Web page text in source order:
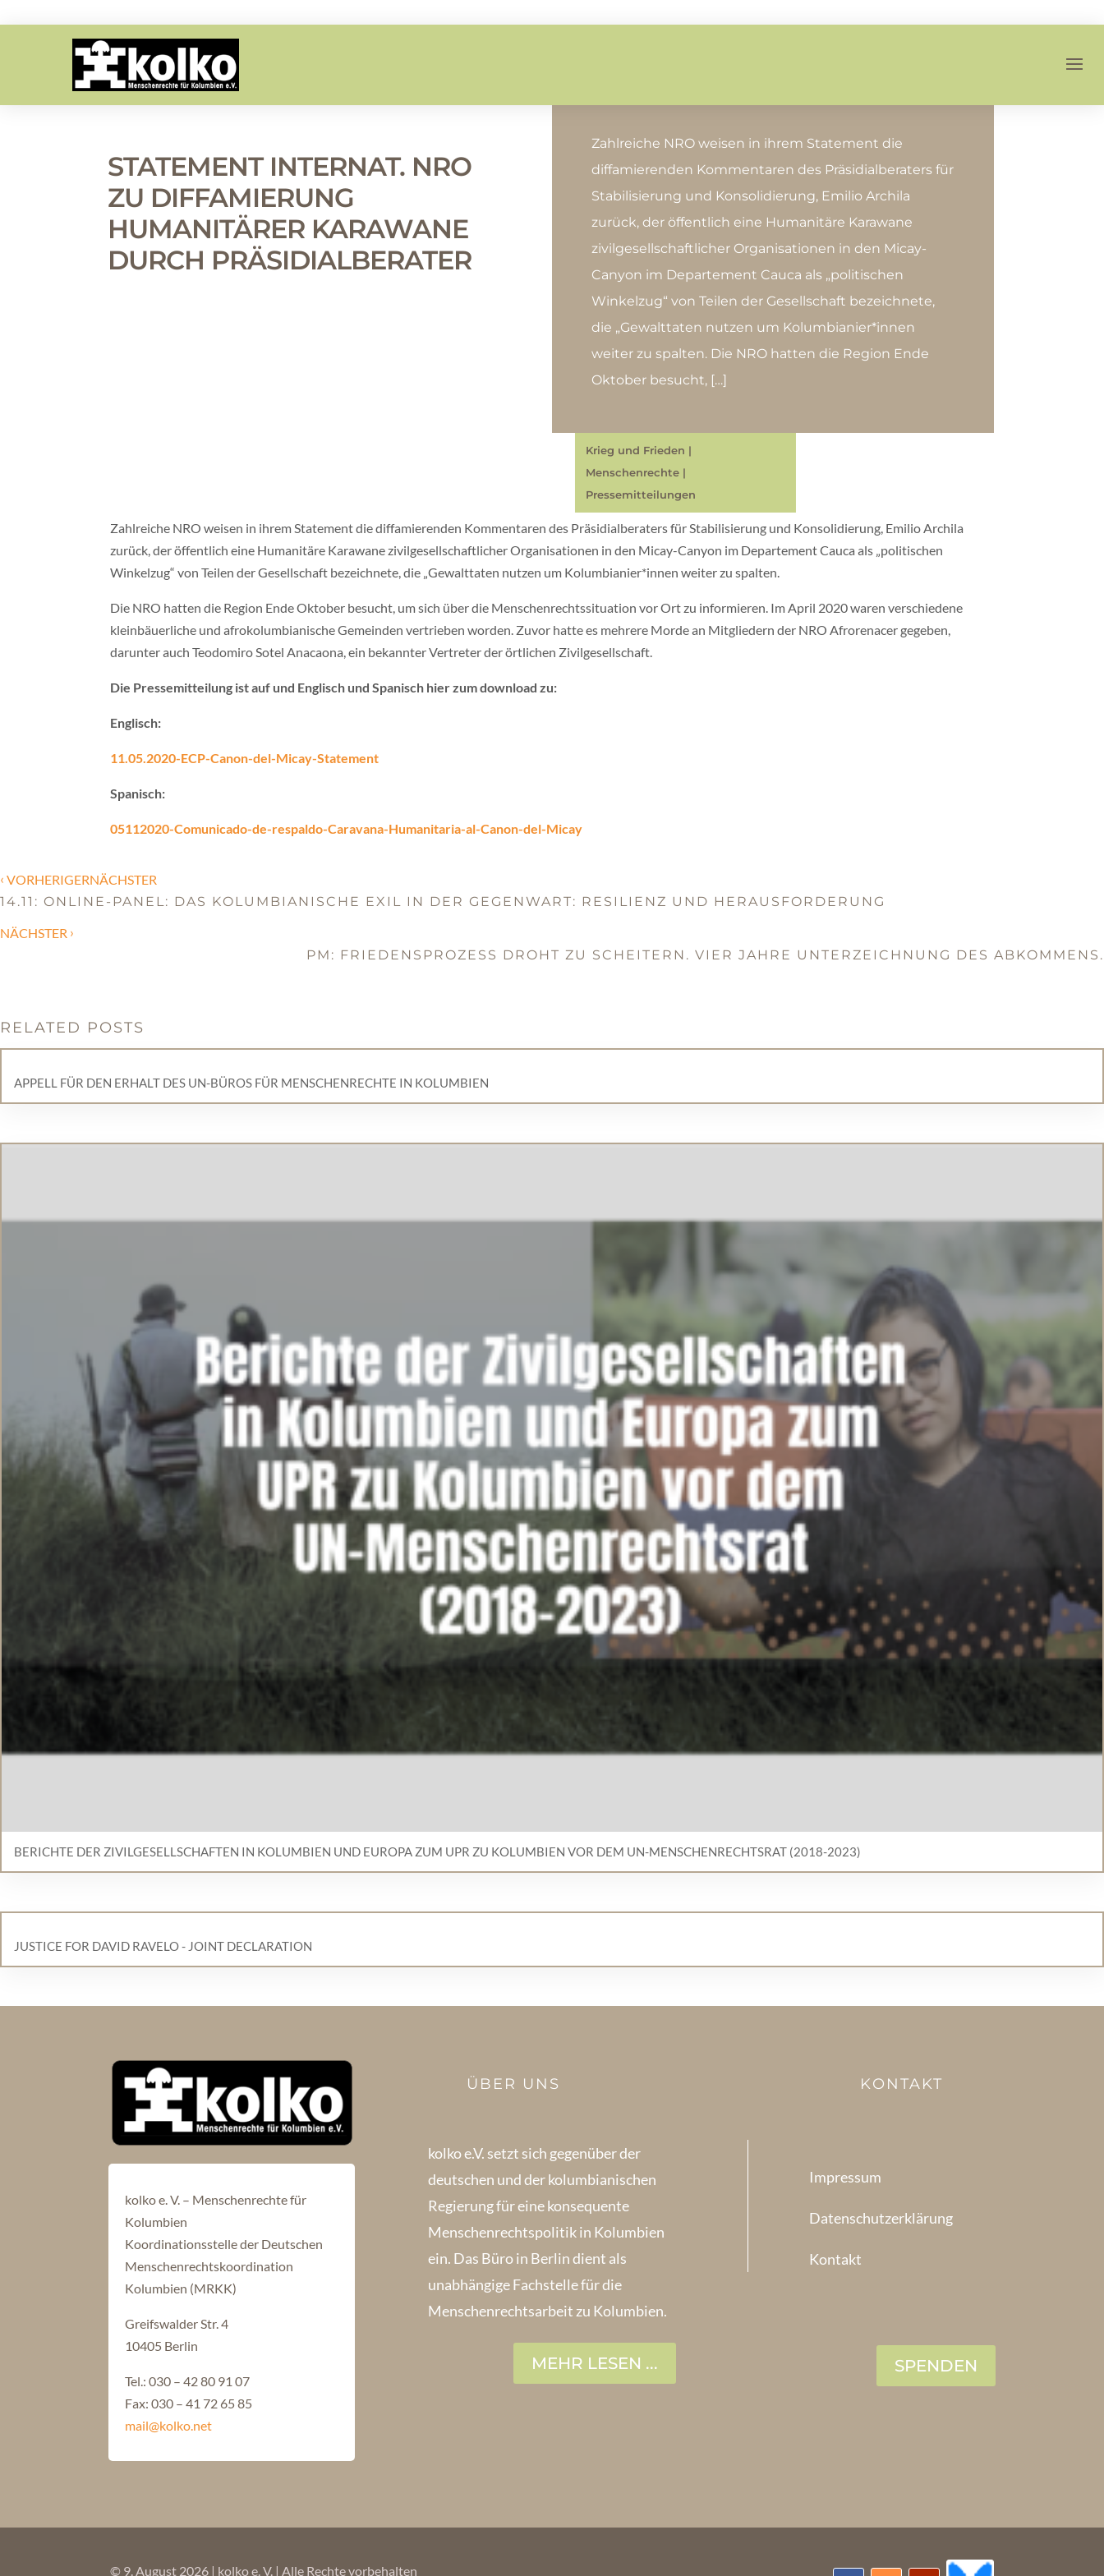
STATEMENT INTERNAT. NRO
ZU DIFFAMIERUNG
HUMANITÄRER KARAWANE
DURCH PRÄSIDIALBERATER
Zahlreiche NRO weisen in ihrem Statement die
diffamierenden Kommentaren des Präsidialberaters für
Stabilisierung und Konsolidierung, Emilio Archila
zurück, der öffentlich eine Humanitäre Karawane
zivilgesellschaftlicher Organisationen in den Micay-
Canyon im Departement Cauca als „politischen
Winkelzug“ von Teilen der Gesellschaft bezeichnete,
die „Gewalttaten nutzen um Kolumbianier*innen
weiter zu spalten. Die NRO hatten die Region Ende
Oktober besucht, […]
Krieg und Frieden |
Menschenrechte|
Pressemitteilungen
Zahlreiche NRO weisen in ihrem Statement die diffamierenden Kommentaren des Präsidialberaters für Stabilisierung und Konsolidierung, Emilio Archila
zurück, der öffentlich eine Humanitäre Karawane zivilgesellschaftlicher Organisationen in den Micay-Canyon im Departement Cauca als „politischen
Winkelzug“ von Teilen der Gesellschaft bezeichnete, die „Gewalttaten nutzen um Kolumbianier*innen weiter zu spalten.
Die NRO hatten die Region Ende Oktober besucht, um sich über die Menschenrechtssituation vor Ort zu informieren. Im April 2020 waren verschiedene
kleinbäuerliche und afrokolumbianische Gemeinden vertrieben worden. Zuvor hatte es mehrere Morde an Mitgliedern der NRO Afrorenacer gegeben,
darunter auch Teodomiro Sotel Anacaona, ein bekannter Vertreter der örtlichen Zivilgesellschaft.
Die Pressemitteilung ist auf und Englisch und Spanisch hier zum download zu:
Englisch:
11.05.2020-ECP-Canon-del-Micay-Statement
Spanisch:
05112020-Comunicado-de-respaldo-Caravana-Humanitaria-al-Canon-del-Micay
‹ VORHERIGERNÄCHSTER
14.11: ONLINE-PANEL: DAS KOLUMBIANISCHE EXIL IN DER GEGENWART: RESILIENZ UND HERAUSFORDERUNG
NÄCHSTER ›
PM: FRIEDENSPROZESS DROHT ZU SCHEITERN. VIER JAHRE UNTERZEICHNUNG DES ABKOMMENS.
RELATED POSTS
APPELL FÜR DEN ERHALT DES UN-BÜROS FÜR MENSCHENRECHTE IN KOLUMBIEN
BERICHTE DER ZIVILGESELLSCHAFTEN IN KOLUMBIEN UND EUROPA ZUM UPR ZU KOLUMBIEN VOR DEM UN-MENSCHENRECHTSRAT (2018-2023)
JUSTICE FOR DAVID RAVELO - JOINT DECLARATION
kolko e. V. – Menschenrechte für
Kolumbien
Koordinationsstelle der Deutschen
Menschenrechtskoordination
Kolumbien (MRKK)
Greifswalder Str. 4
10405 Berlin
Tel.: 030 – 42 80 91 07
Fax: 030 – 41 72 65 85
mail@kolko.net
ÜBER UNS
kolko e.V. setzt sich gegenüber der
deutschen und der kolumbianischen
Regierung für eine konsequente
Menschenrechts­politik in Kolum­bien
ein. Das Büro in Berlin dient als
unabhängige Fachstelle für die
Menschen­rechtsarbeit zu Kolumbien.
MEHR LESEN ...
KONTAKT
Impressum
Datenschutzerklärung
Kontakt
SPENDEN
© 9. August 2026 | kolko e. V. | Alle Rechte vorbehalten